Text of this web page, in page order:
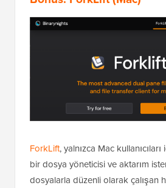
ForkLift, yalnızca Mac
bir dosya yöneticisi ve aktarım
dosyalarla düzenli olarak çalışan